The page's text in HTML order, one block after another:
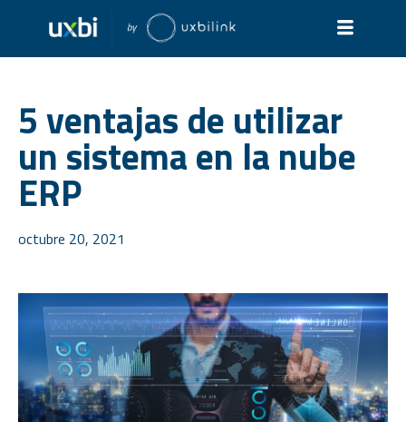
5 ventajas de utilizar
un sistema en la nube
ERP
octubre 20, 2021